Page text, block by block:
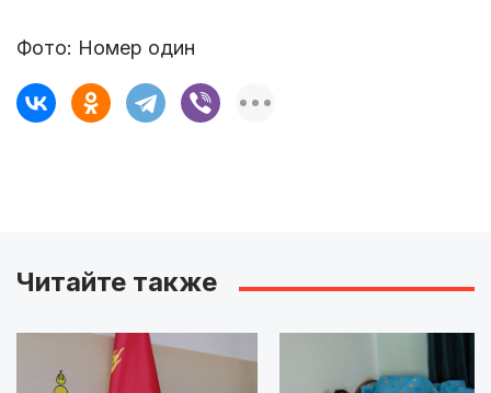
Фото: Номер один
Читайте также